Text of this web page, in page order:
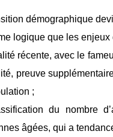
démographique
logique que les
récente, avec le
preuve
;
du nombre
âgées, qui a